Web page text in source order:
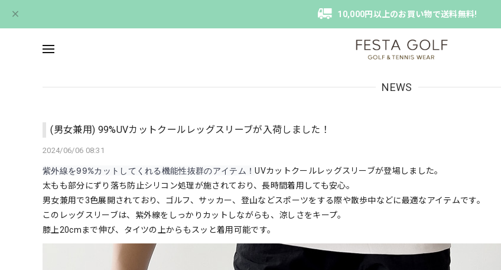
10,000円以上のお買い物で送料無料!
NEWS
(男女兼用) 99%UVカットクールレッグスリーブが入荷しました！
2024/06/06 08:31
紫外線を99%カットしてくれる機能性抜群のアイテム！UVカットクールレッグスリーブが登場しました。
太もも部分にずり落ち防止シリコン処理が施されており、長時間着用しても安心。
男女兼用で3色展開されており、
ゴルフ、サッカー、登山などスポーツをする際や散歩中などに最適なアイテムです。
このレッグスリーブは、紫外線をしっかりカットしながらも、涼しさをキープ。
膝上20cmまで伸び、タイツの上からもスッと着用可能です。